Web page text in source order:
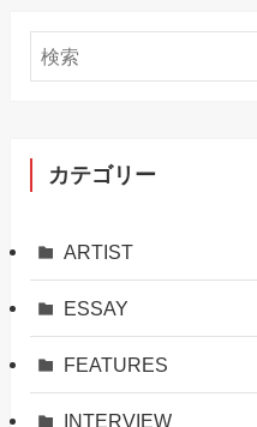
カテゴリー
ARTIST
ESSAY
FEATURES
INTERVIEW